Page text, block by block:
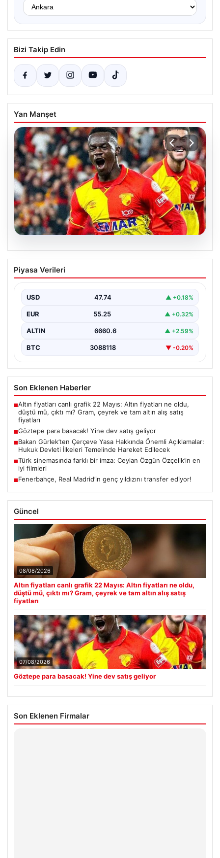
Bizi Takip Edin
Yan Manşet
07.08.2026
Göztepe para basacak! Yine dev satış
geliyor
Piyasa Verileri
USD 47.74 ▲ +0.18%
EUR 55.25 ▲ +0.32%
ALTIN 6660.6 ▲ +2.59%
BTC 3088118 ▼ -0.20%
Son Eklenen Haberler
■Altın fiyatları canlı grafik 22 Mayıs: Altın fiyatları ne oldu,
düştü mü, çıktı mı? Gram, çeyrek ve tam altın alış satış
fiyatları
■Göztepe para basacak! Yine dev satış geliyor
■Bakan Gürlek’ten Çerçeve Yasa Hakkında Önemli Açıklamalar:
Hukuk Devleti İlkeleri Temelinde Hareket Edilecek
■Türk sinemasında farklı bir imza: Ceylan Özgün Özçelik’in en
iyi filmleri
■Fenerbahçe, Real Madrid’in genç yıldızını transfer ediyor!
Güncel
08/08/2026
Altın fiyatları canlı grafik 22 Mayıs: Altın fiyatları ne oldu,
düştü mü, çıktı mı? Gram, çeyrek ve tam altın alış satış
fiyatları
07/08/2026
Göztepe para basacak! Yine dev satış geliyor
Son Eklenen Firmalar